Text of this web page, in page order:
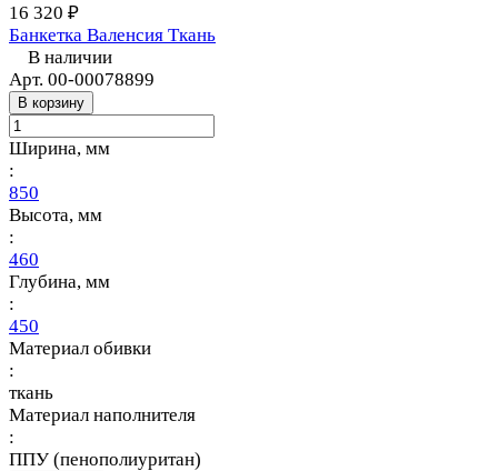
16 320 ₽
Банкетка Валенсия Ткань
В наличии
Арт. 00-00078899
В корзину
Ширина, мм
:
850
Высота, мм
:
460
Глубина, мм
:
450
Материал обивки
:
ткань
Материал наполнителя
:
ППУ (пенополиуритан)